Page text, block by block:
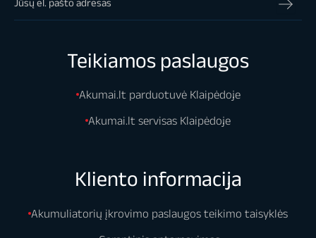
Teikiamos paslaugos
Akumai.lt parduotuvė Klaipėdoje
Akumai.lt servisas Klaipėdoje
Kliento informacija
Akumuliatorių įkrovimo paslaugos teikimo taisyklės